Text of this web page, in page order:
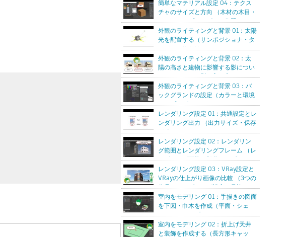
ルドスケール）
簡単なマテリアル設定 04：テクス
チャのサイズと方向 （木材の木目・
ＵＶＷマップのキズモの位置）
外観のライティングと背景 01：太陽
光を配置する（サンポジショナ・タ
ーゲット指向性・VRaySun）
外観のライティングと背景 02：太
陽の高さと建物に影響する影につい
て（おすすめの影の入れ方・ライト
のON/OFF）
外観のライティングと背景 03：バ
ックグランドの設定（カラーと環境
マップ・グラデーション・
VRaySky）
レンダリング設定 01：共通設定とレ
ンダリング出力 （出力サイズ・保存
形式・アルファチャンネル）
レンダリング設定 02：レンダリン
グ範囲とレンダリングフレーム （レ
ンダリング可能・部分レンダリン
グ・VRayのノイズ）
レンダリング設定 03：VRay設定と
VRayの仕上がり画像の比較 （3つの
作品のレンダリング設定を見比べて
みます）
室内をモデリング 01：手描きの図面
を下図・巾木を作成（平面・シェ
ル・スウィープ）
室内をモデリング 02：折上げ天井
と装飾を作成する（長方形キャッ